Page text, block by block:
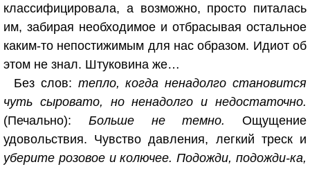
классифицировала, а возможно, просто питалась
им, забирая необходимое и отбрасывая остальное
каким-то непостижимым для нас образом. Идиот об
этом не знал. Штуковина же…
Без слов: тепло, когда ненадолго становится
чуть сыровато, но ненадолго и недостаточно.
(Печально): Больше не темно.
Ощущение
удовольствия. Чувство давления, легкий треск и
уберите розовое и колючее. Подожди, подожди-ка,